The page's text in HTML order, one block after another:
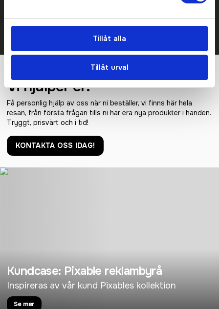
Tillåt alla
Tillåt urval
Vi hjälper er!
Få personlig hjälp av oss när ni beställer, vi finns här hela
resan, från första frågan tills ni har era nya produkter i handen.
Tryggt, prisvärt och i tid!
KONTAKTA OSS IDAG!
Kundcase: Pixable reklambyrå
Inspireras av vår kund Pixables kollektion
Se mer